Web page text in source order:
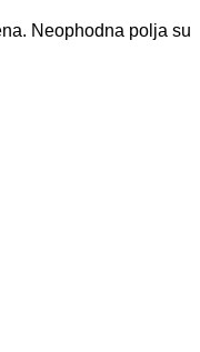
Neophodna polja su